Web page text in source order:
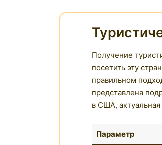
Получение
посетить эту
правильном
представлена
в США,
Параметр